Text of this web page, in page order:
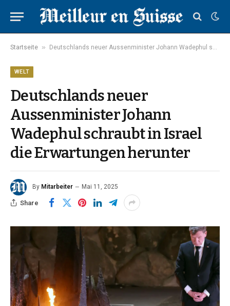
Startseite » Deutschlands neuer Aussenminister Johann Wadephul schraubt in Israel die Erwartungen herunter
WELT
Deutschlands neuer
Aussenminister Johann
Wadephul schraubt in Israel
die Erwartungen herunter
By Mitarbeiter Mai 11, 2025
Share